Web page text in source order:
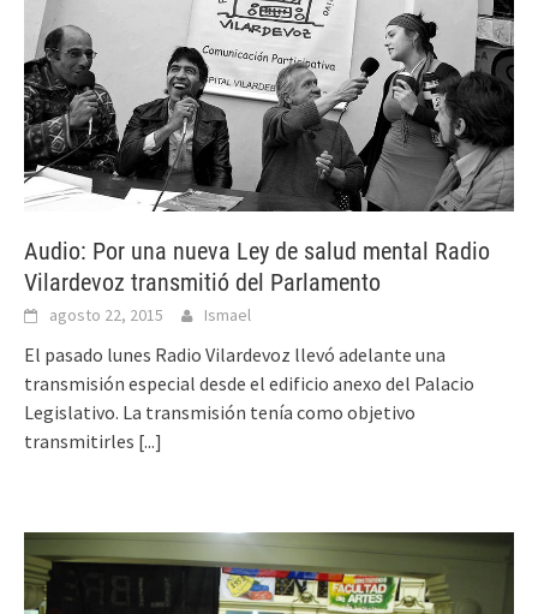
Audio: Por una nueva Ley de salud mental Radio
Vilardevoz transmitió del Parlamento
agosto 22, 2015 Ismael
El pasado lunes Radio Vilardevoz llevó adelante una
transmisión especial desde el edificio anexo del Palacio
Legislativo. La transmisión tenía como objetivo
transmitirles [...]